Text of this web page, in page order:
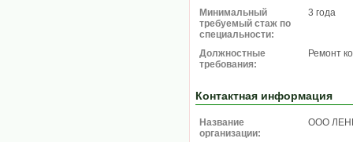
Минимальный
требуемый стаж по
специальности:
3 года
Должностные
требования:
Ремонт
Контактная информация
Название
организации:
ООО